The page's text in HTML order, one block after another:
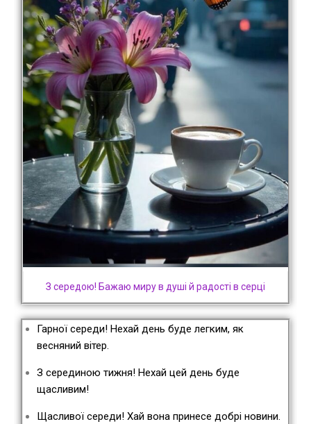
З середою! Бажаю миру в душі й радості в серці
Гарної середи! Нехай день буде легким, як
весняний вітер.
З серединою тижня! Нехай цей день буде
щасливим!
Щасливої середи! Хай вона принесе добрі новини.